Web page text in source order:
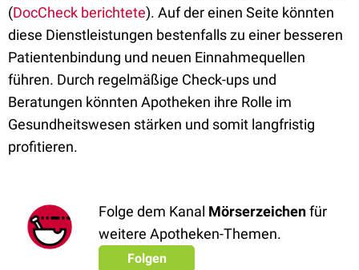
(DocCheck berichtete). Auf der einen Seite könnten
diese Dienstleistungen bestenfalls zu einer besseren
Patientenbindung und neuen Einnahmequellen
führen. Durch regelmäßige Check-ups und
Beratungen könnten Apotheken ihre Rolle im
Gesundheitswesen stärken und somit langfristig
profitieren.
Folge dem Kanal Mörserzeichenfür
weitere Apotheken-Themen.
Folgen